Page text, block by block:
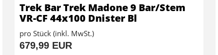
Trek Bar Trek Madone 9 Bar/Stem
VR-CF 44x100 Dnister Bl
pro Stück (inkl. MwSt.)
679,99 EUR